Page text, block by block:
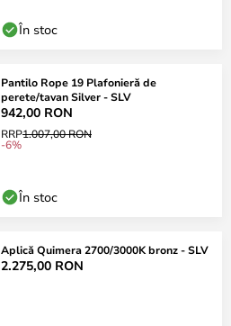
În stoc
Pantilo Rope 19 Plafonieră de
perete/tavan Silver - SLV
942,00 RON
RRP1.007,00 RON
-6%
În stoc
Aplică Quimera 2700/3000K bronz - SLV
2.275,00 RON